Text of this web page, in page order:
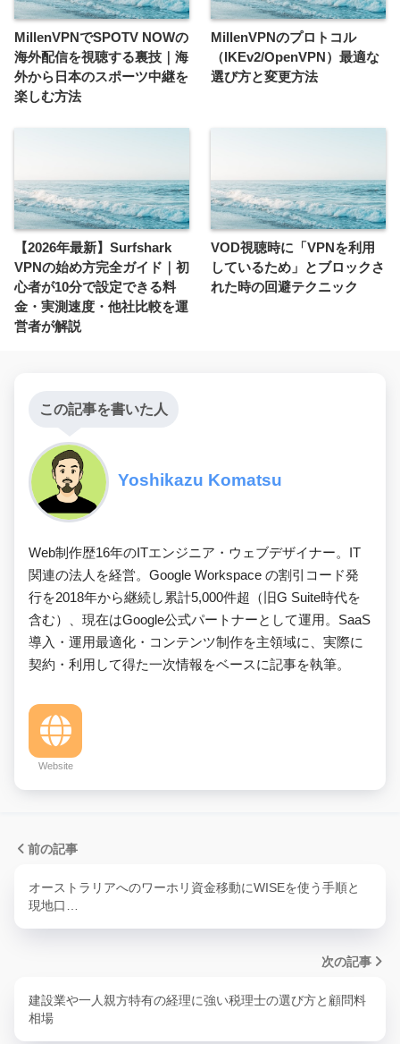
MillenVPNでSPOTV NOWの
海外配信を視聴する裏技｜海
外から日本のスポーツ中継を
楽しむ方法
MillenVPNのプロトコル
（IKEv2/OpenVPN）最適な
選び方と変更方法
【2026年最新】Surfshark
VPNの始め方完全ガイド｜初
心者が10分で設定できる料
金・実測速度・他社比較を運
営者が解説
VOD視聴時に「VPNを利用
しているため」とブロックさ
れた時の回避テクニック
この記事を書いた人
Yoshikazu Komatsu
Web制作歴16年のITエンジニア・ウェブデザイナー。IT
関連の法人を経営。Google Workspace の割引コード発
行を2018年から継続し累計5,000件超（旧G Suite時代を
含む）、現在はGoogle公式パートナーとして運用。SaaS
導入・運用最適化・コンテンツ制作を主領域に、実際に
契約・利用して得た一次情報をベースに記事を執筆。
Website
前の記事
オーストラリアへのワーホリ資金移動にWISEを使う手順と
現地口…
次の記事
建設業や一人親方特有の経理に強い税理士の選び方と顧問料
相場